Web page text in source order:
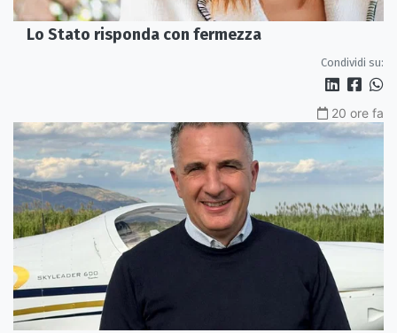
Lo Stato risponda con fermezza
Condividi su:
20 ore fa